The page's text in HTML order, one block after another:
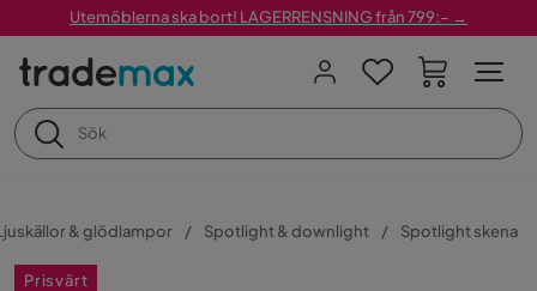
Utemöblerna ska bort! LAGERRENSNING från 799:– →
& glödlampor Spotlight & downlight Spotlight skena
Prisvärt